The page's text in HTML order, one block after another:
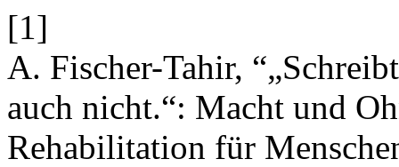
[1]
A. Fischer-Tahir,
auch nicht.“: Macht und
Rehabilitation für